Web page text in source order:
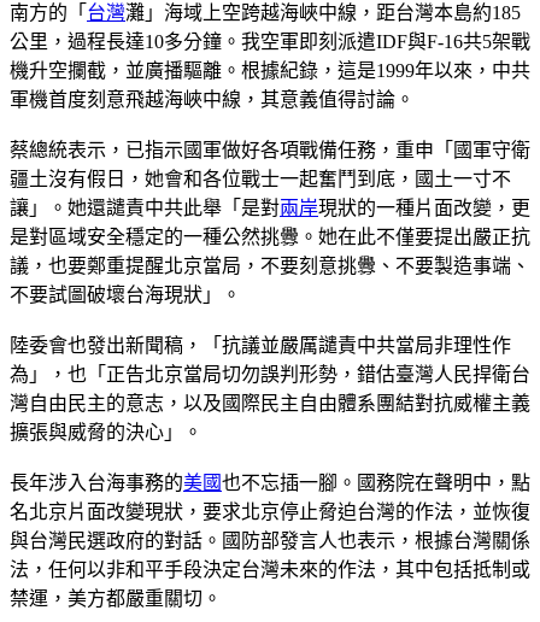
南方的「 台灣灘」海域上空跨越海峽中線，距台灣本島約185
公里，過程長達10多分鐘。我空軍即刻派遣IDF與F-16共5架戰
機升空攔截，並廣播驅離。根據紀錄，這是1999年以來，中共
軍機首度刻意飛越海峽中線，其意義值得討論。
蔡總統表示，已指示國軍做好各項戰備任務，重申「國軍守衛
疆土沒有假日，她會和各位戰士一起奮鬥到底，國土一寸不
讓」。她還譴責中共此舉「是對兩岸現狀的一種片面改變，更
是對區域安全穩定的一種公然挑釁。她在此不僅要提出嚴正抗
議，也要鄭重提醒北京當局，不要刻意挑釁、不要製造事端、
不要試圖破壞台海現狀」。
陸委會也發出新聞稿，「抗議並嚴厲譴責中共當局非理性作
為」，也「正告北京當局切勿誤判形勢，錯估臺灣人民捍衛台
灣自由民主的意志，以及國際民主自由體系團結對抗威權主義
擴張與威脅的決心」。
長年涉入台海事務的美國也不忘插一腳。國務院在聲明中，點
名北京片面改變現狀，要求北京停止脅迫台灣的作法，並恢復
與台灣民選政府的對話。國防部發言人也表示，根據台灣關係
法，任何以非和平手段決定台灣未來的作法，其中包括抵制或
禁運，美方都嚴重關切。